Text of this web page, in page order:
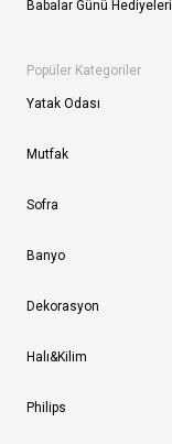
Babalar Günü Hediyeleri
Popüler Kategoriler
Yatak Odası
Mutfak
Sofra
Banyo
Dekorasyon
Halı&Kilim
Philips